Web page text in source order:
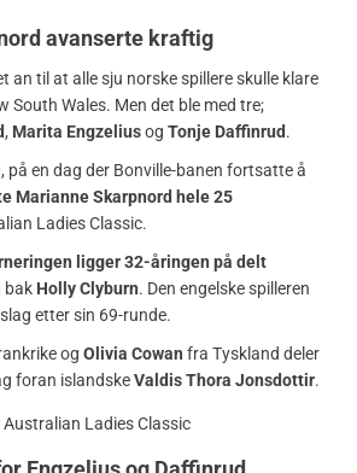
avanserte kraftig
an til at alle sju norske spillere skulle klare
South Wales. Men det ble med tre;
, Marita Engzeliusog Tonje Daffinrud.
på en dag der Bonville-banen fortsatte å
Marianne Skarpnord hele 25
Ladies Classic.
ligger 32-åringen på delt
bak Holly Clyburn. Den engelske spilleren
etter sin 69-runde.
og Olivia Cowan fra Tyskland deler
foran islandskeValdis Thora Jonsdottir.